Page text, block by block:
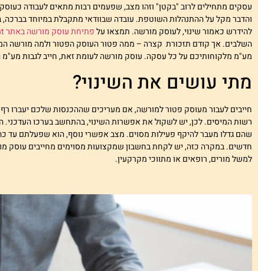
עסקים מתחילים לרוב "בקטן" וזהו מצב, שפעמים רבות מתאים לעבודה
והדבר מקל על ההתנהלות השוטפת. עובדה שבוודאי מתקבלת במיוחד
להידרש כאמור שינוי, לעוסק מורשה. תמצאו עלפתיחת עוסק מורשה באתר iCount
השלבים. אך קודם תזכורת קצרה – ממה פטור העוסק הפטור ולמה מורשה
מע"מ מלקוחותיכם על כל עסקה. עוסק מורשה לעומת זאת, חייב לגבות מע"מ
מתי עושים את השינוי?
חייבים לעבור מעוסק פטור למורשה, אם מעריכים שההכנסות שלכם יעברו
רשות המיסים. לכן, יש לשקול את אפשרות השינוי, בהתחשב בערכו
שהם גדלו מעבר להיקף פעילות מסוים. מצב אפשרי נוסף, הוא שפעלתם עד
חדשים. במקרה כזה, יש לקחת בחשבון שמקצועות מסוימים מחייבים עוסק
למשל מורים, רופאים או מתווכי מקרקעין.